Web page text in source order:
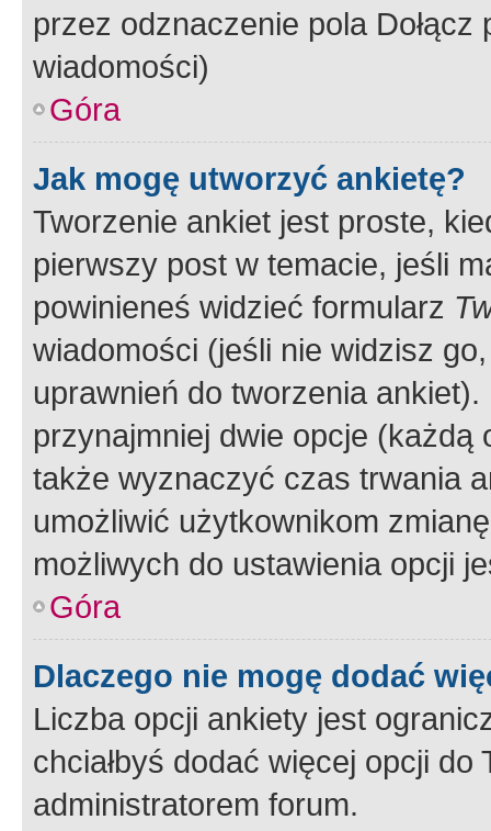
przez odznaczenie pola
wiadomości)
Góra
Jak mogę utworzyć ankietę?
Tworzenie ankiet jest proste,
pierwszy post w temacie, jeśli
powinieneś widzieć formularz
wiadomości (jeśli nie widzisz
uprawnień do tworzenia
przynajmniej dwie opcje
także wyznaczyć czas trwania
umożliwić użytkownikom
możliwych do ustawienia opcji
Góra
Dlaczego nie mogę dodać
Liczba opcji ankiety jest
chciałbyś dodać więcej opcji
administratorem forum.